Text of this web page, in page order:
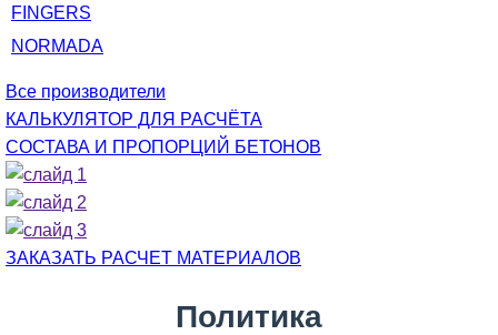
FINGERS
NORMADA
Все производители
КАЛЬКУЛЯТОР ДЛЯ РАСЧЁТА
СОСТАВА И ПРОПОРЦИЙ БЕТОНОВ
ЗАКАЗАТЬ РАСЧЕТ МАТЕРИАЛОВ
Политика